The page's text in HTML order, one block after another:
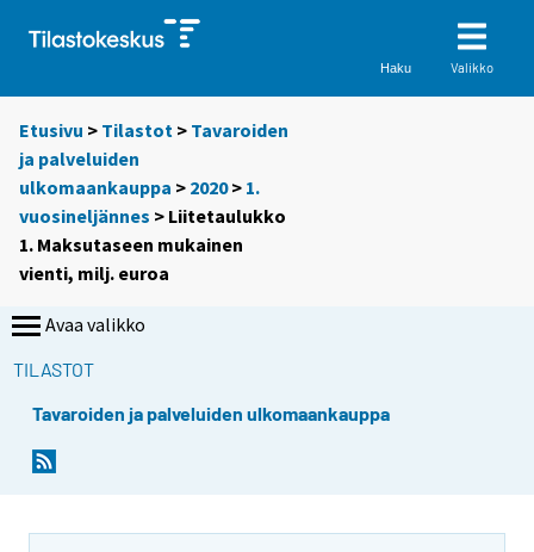
Haku Valikko
Etusivu > Tilastot > Tavaroiden
ja palveluiden
ulkomaankauppa > 2020> 1.
vuosineljännes > Liitetaulukko
1. Maksutaseen mukainen
vienti, milj. euroa
Avaa valikko
TILASTOT
Tavaroiden ja palveluiden ulkomaankauppa